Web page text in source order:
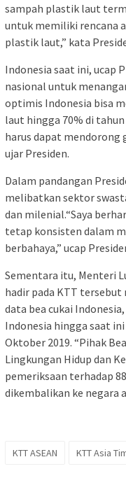
sampah plastik laut
untuk memiliki rencana
plastik laut,” kata
Indonesia saat ini, ucap
nasional untuk
optimis Indonesia bisa
laut hingga 70% di tahun
harus dapat mendorong
ujar Presiden.
Dalam pandangan
melibatkan sektor
dan milenial.“Saya
tetap konsisten dalam
berbahaya,” ucap
Sementara itu, Menteri
hadir pada KTT tersebut
data bea cukai
Indonesia hingga saat
Oktober 2019. “Pihak
Lingkungan Hidup dan
pemeriksaan terhadap
dikembalikan ke negara
KTT ASEAN KTT Asia